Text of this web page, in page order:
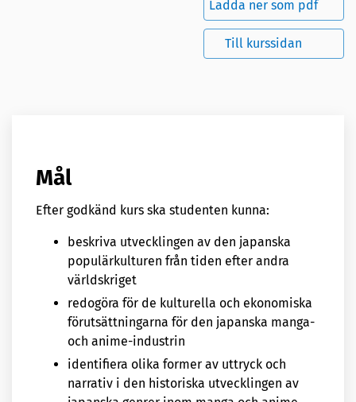
Ladda ner som pdf
Till kurssidan
Mål
Efter godkänd kurs ska studenten kunna:
beskriva utvecklingen av den japanska
populärkulturen från tiden efter andra
världskriget
redogöra för de kulturella och ekonomiska
förutsättningarna för den japanska manga-
och anime-industrin
identifiera olika former av uttryck och
narrativ i den historiska utvecklingen av